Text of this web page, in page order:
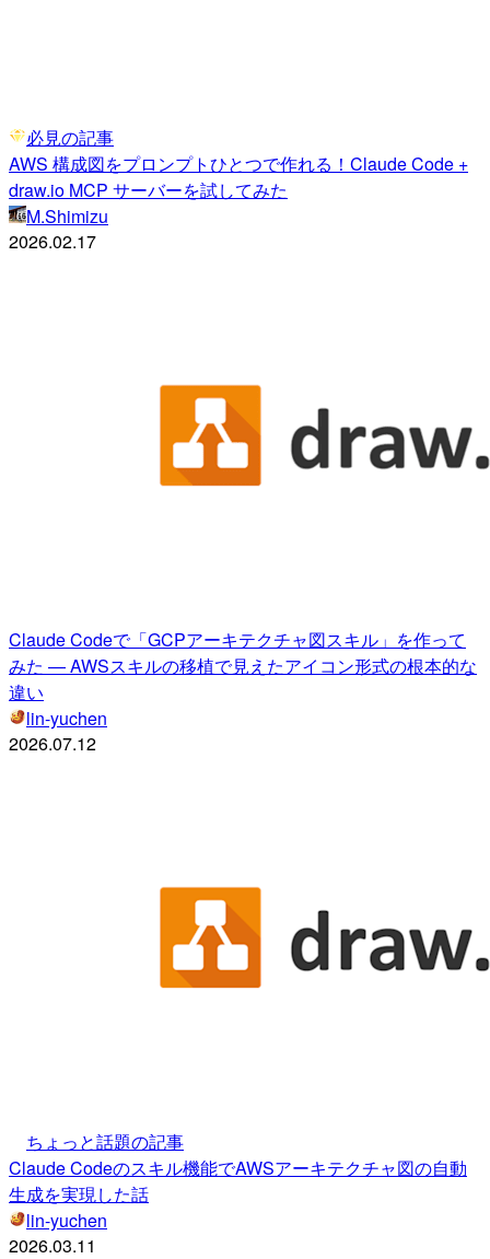
必見の記事
AWS 構成図をプロンプトひとつで作れる！Claude Code +
draw.io MCP サーバーを試してみた
M.Shimizu
2026.02.17
Claude Codeで「GCPアーキテクチャ図スキル」を作って
みた — AWSスキルの移植で見えたアイコン形式の根本的な
違い
lin-yuchen
2026.07.12
ちょっと話題の記事
Claude Codeのスキル機能でAWSアーキテクチャ図の自動
生成を実現した話
lin-yuchen
2026.03.11